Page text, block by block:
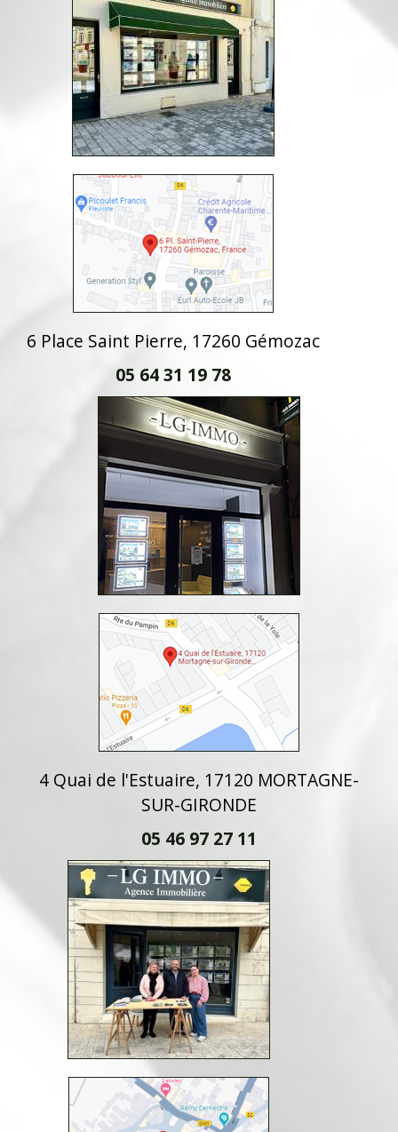
6 Place Saint Pierre, 17260 Gémozac
05 64 31 19 78
4 Quai de l'Estuaire, 17120 MORTAGNE-
SUR-GIRONDE
05 46 97 27 11